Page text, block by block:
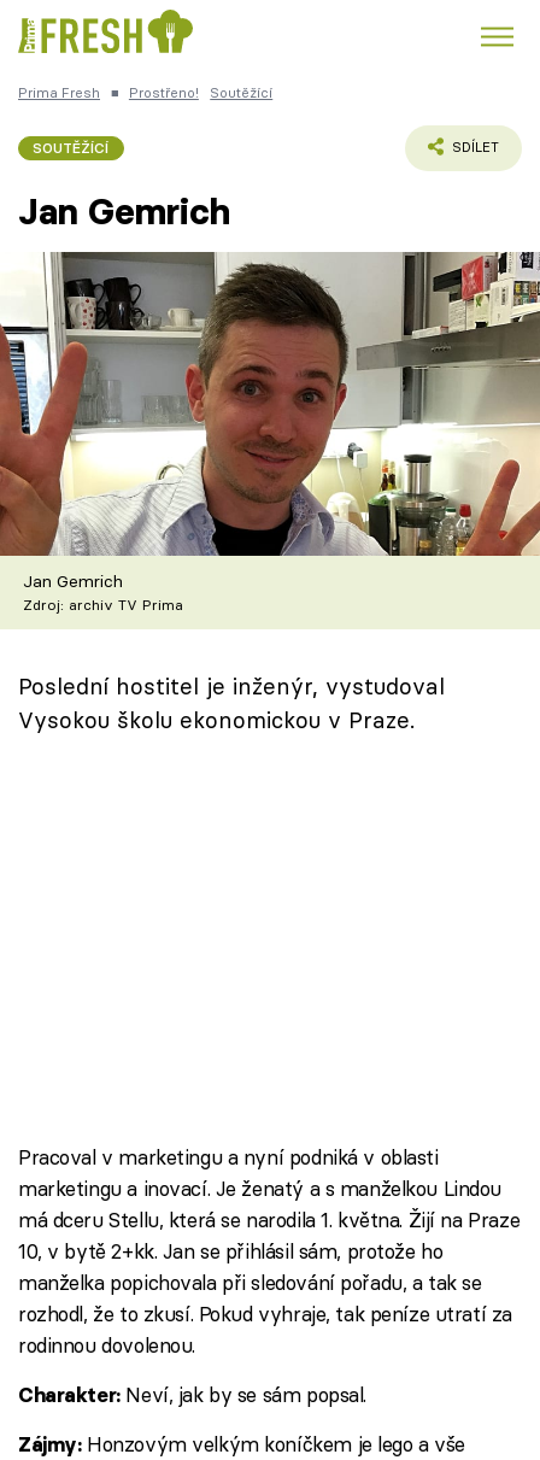
Česká kuchyně
Témata
Recepty
Články
TV Program
Škola vaření
Recepty z TV
Speciál: Cuketa
Těhotnej kuchař
Prima Fresh ■ Prostřeno! Soutěžící
SOUTĚŽÍCÍ SDÍLET
Jan Gemrich
Jan Gemrich
Zdroj: archiv TV Prima
Poslední hostitel je inženýr, vystudoval
Vysokou školu ekonomickou v Praze.
Pracoval v marketingu a nyní podniká v oblasti
marketingu a inovací. Je ženatý a s manželkou Lindou
má dceru Stellu, která se narodila 1. května. Žijí na Praze
10, v bytě 2+kk. Jan se přihlásil sám, protože ho
manželka popichovala při sledování pořadu, a tak se
rozhodl, že to zkusí. Pokud vyhraje, tak peníze utratí za
rodinnou dovolenou.
Charakter: Neví, jak by se sám popsal.
Zájmy: Honzovým velkým koníčkem je lego a vše